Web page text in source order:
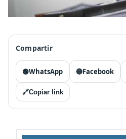
Compartir
🟢WhatsApp 🔵Facebook
🔗Copiar link